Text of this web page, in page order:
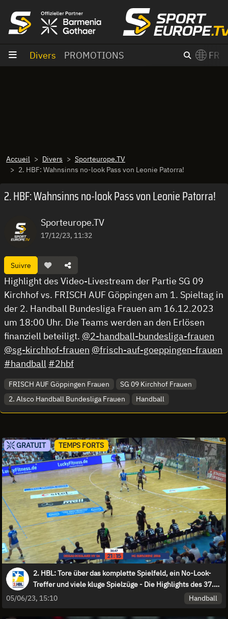
Divers PROMOTIONS FR
Accueil Divers
Sporteurope.TV
2. HBF: Wahnsinns no-look Pass von Leonie Patorra!
2. HBF: Wahnsinns no-look Pass von Leonie Patorra!
Sporteurope.TV
17/12/23, 11:32
Suivre
Highlight des Video-Livestream der Partie SG 09
Kirchhof vs. FRISCH AUF Göppingen am 1. Spieltag in
der 2. Handball Bundesliga Frauen am 16.12.2023
um 18:00 Uhr. Die Teams werden an den Erlösen
finanziell beteiligt. @2-handball-bundesliga-frauen
@sg-kirchhof-frauen @frisch-auf-goeppingen-frauen
#handball #2hbf
FRISCH AUF Göppingen Frauen
SG 09 Kirchhof Frauen
2. Alsco Handball Bundesliga Frauen
Handball
GRATUIT TEMPS FORTS
2. HBL: Tore über das komplette Spielfeld, ein No-Look-
Treffer und viele kluge Spielzüge - Die Highlights des 37.
Spieltages
05/06/23, 15:10 Handball